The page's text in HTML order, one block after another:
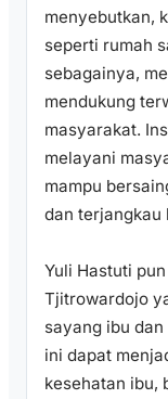
menyebutkan,
seperti rumah
sebagainya,
mendukung
masyarakat.
melayani
mampu
dan terjangkau
Yuli Hastuti
Tjitrowardojo
sayang ibu
ini dapat
kesehatan ibu,